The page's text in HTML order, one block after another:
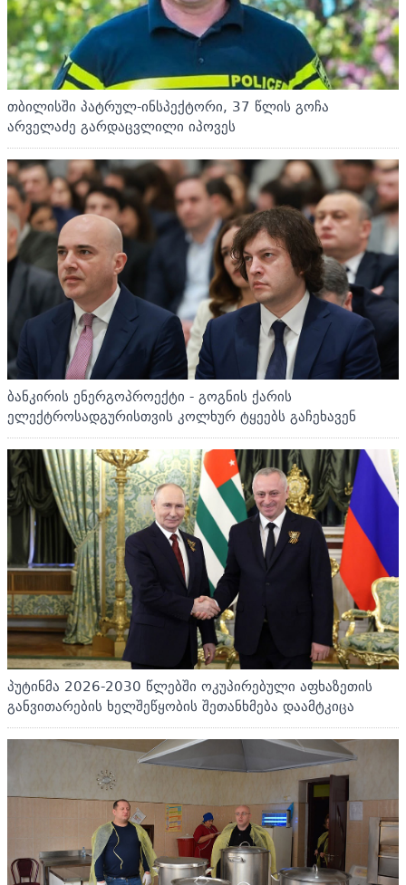
თბილისში პატრულ-ინსპექტორი, 37 წლის გოჩა
არველაძე გარდაცვლილი იპოვეს
ბანკირის ენერგოპროექტი - გოგნის ქარის
ელექტროსადგურისთვის კოლხურ ტყეებს გაჩეხავენ
პუტინმა 2026-2030 წლებში ოკუპირებული აფხაზეთის
განვითარების ხელშეწყობის შეთანხმება დაამტკიცა